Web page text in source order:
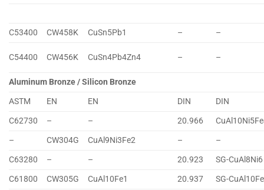
C53400 CW458K CuSn5Pb1 – –
C54400 CW456K CuSn4Pb4Zn4 – –
Aluminum Bronze / Silicon Bronze
ASTM
EN EN DIN
DIN
C62730
– – 20.966
–
CW304G CuAl9Ni3Fe2 –
–
C63280
– – 20.923
SG-CuAl8Ni6
C61800
CW305G CuAl10Fe1 20.937
SG-CuAl10Fe